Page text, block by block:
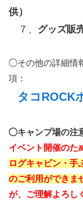
供）
７、 グッズ販
◯その他の詳細情
項：
タコROCK
◯キャンプ場の注
イベント開催のた
ログキャビン・手
のご利用ができま
が、ご理解よろし